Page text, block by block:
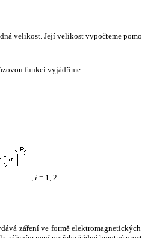
velikost. Její velikost vypočteme
funkci vyjádříme
, i = 1, 2
záření ve formě